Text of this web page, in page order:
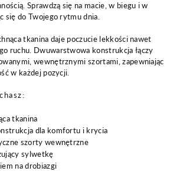
Sprawdzą się na macie, w biegu i w
się do Twojego rytmu dnia.
tkanina daje poczucie lekkości nawet
ruchu. Dwuwarstwowa konstrukcja łączy
wewnętrznymi szortami, zapewniając
w każdej pozycji.
tkanina
dla komfortu i krycia
szorty wewnętrzne
sylwetkę
na drobiazgi